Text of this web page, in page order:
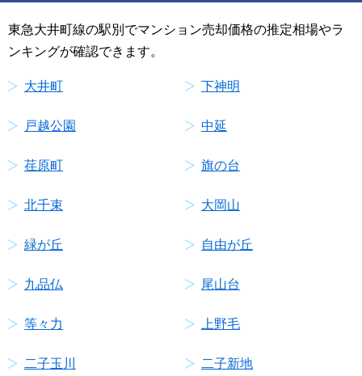
東急大井町線の駅別でマンション売却価格の推定相場やラ
ンキングが確認できます。
大井町 下神明
戸越公園 中延
荏原町 旗の台
北千束 大岡山
緑が丘 自由が丘
九品仏 尾山台
等々力 上野毛
二子玉川 二子新地